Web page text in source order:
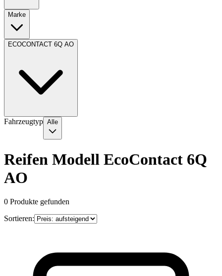
Marke
ECOCONTACT 6Q AO
Fahrzeugtyp Alle
Reifen Modell EcoContact 6Q
AO
0 Produkte gefunden
Sortieren: